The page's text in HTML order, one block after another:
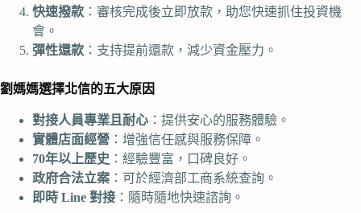
快速撥款 ：審核完成後立即放款，助您快速抓住投資機
會。
彈性還款 ：支持提前還款，減少資金壓力。
劉媽媽選擇北信的五大原因
對接人員專業且耐心 ：提供安心的服務體驗。
實體店面經營 ：增強信任感與服務保障。
70年以上歷史 ：經驗豐富，口碑良好。
政府合法立案 ：可於經濟部工商系統查詢。
即時 Line 對接 ：隨時隨地快速諮詢。